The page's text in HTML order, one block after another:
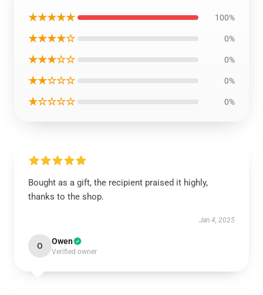
★★★★★ 100%
★★★★☆ 0%
★★★☆☆ 0%
★★☆☆☆ 0%
★☆☆☆☆ 0%
Bought as a gift, the recipient praised it highly,
thanks to the shop.
Jan 4, 2025
O Owen
Verified owner